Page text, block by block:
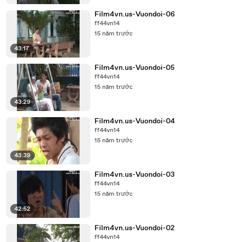
43:17
Film4vn.us-Vuondoi-06
ff44vn14
15 năm trước
43:29
Film4vn.us-Vuondoi-05
ff44vn14
15 năm trước
43:39
Film4vn.us-Vuondoi-04
ff44vn14
15 năm trước
42:52
Film4vn.us-Vuondoi-03
ff44vn14
15 năm trước
Film4vn.us-Vuondoi-02
ff44vn14